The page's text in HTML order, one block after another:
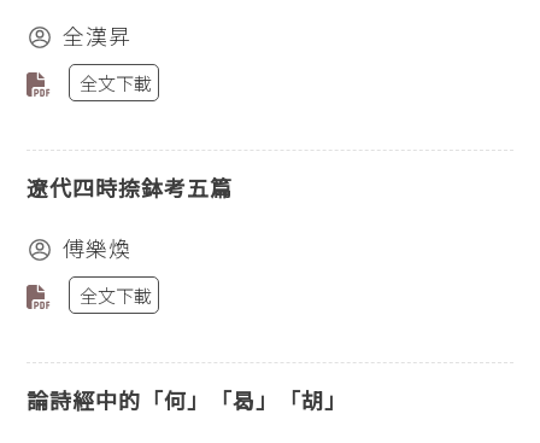
全漢昇
全文下載
遼代四時捺鉢考五篇
傅樂煥
全文下載
論詩經中的「何」「曷」「胡」